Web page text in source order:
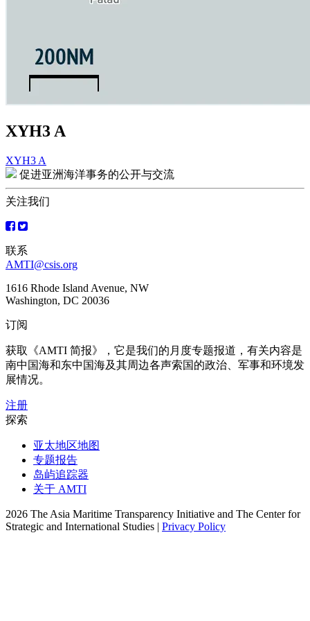
XYH3 A
文
章
导
航
XYH3 A
促进亚洲海洋事务的公开与交流
关注我们
联系
AMTI@csis.org
1616 Rhode Island Avenue, NW
Washington, DC 20036
订阅
获取《AMTI 简报》，它是我们的月度专题报道，有关内容是
南中国海和东中国海及其周边各声索国的政治、军事和环境发
展情况。
注册
探索
亚太地区地图
专题报告
岛屿追踪器
关于 AMTI
2026 The Asia Maritime Transparency Initiative and The Center for
Strategic and International Studies | Privacy Policy